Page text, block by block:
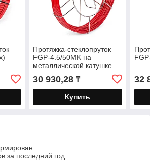
Протяжка-стеклопруток
FGP-4.5/50MK на
металлической катушке
30 930,28₸
Купить
32
за последний год